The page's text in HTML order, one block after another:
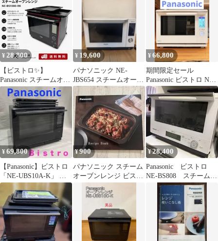
¥28,800
【ビストロ✨】
Panasonic スチームオー
ブンレンジNE-BS1300-
RK
¥ 19,600
パナソニック NE-
JBS654 スチームオーブ
ンレンジ ビストロ
Bistro
¥66,800
期間限定セール
Panasonic ビストロ NE-
UBS10A 美品
¥69,800
【Panasonic】ビストロ
「NE-UBS10A-K」 ス
チームオーブンレンジ
¥900
パナソニック スチーム
オーブンレンジ ビスト
ロ Bistro レシピブック
¥28,400
Panasonic ビストロ
NE-BS808 スチームオ
ーブンレンジ ホワイト